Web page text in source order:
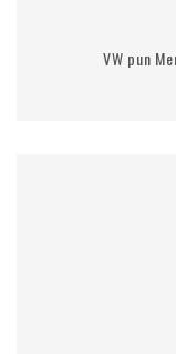
VW pun